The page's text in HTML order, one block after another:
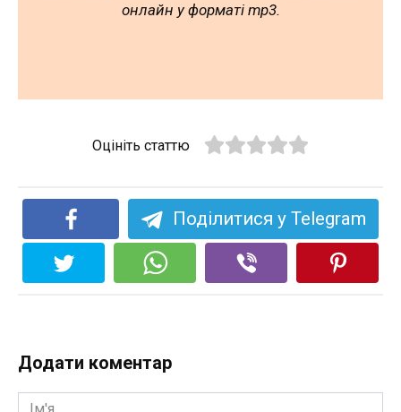
онлайн у форматі mp3.
Оцініть статтю
Поділитися у Telegram
Додати коментар
Ім'я